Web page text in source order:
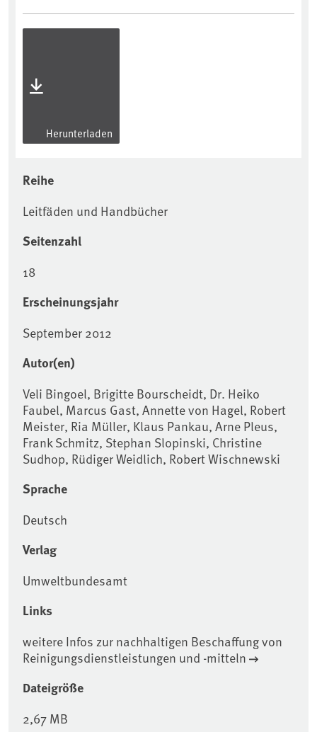
Herunterladen
Reihe
Leitfäden und Handbücher
Seitenzahl
18
Erscheinungsjahr
September 2012
Autor(en)
Veli Bingoel, Brigitte Bourscheidt, Dr. Heiko
Faubel, Marcus Gast, Annette von Hagel, Robert
Meister, Ria Müller, Klaus Pankau, Arne Pleus,
Frank Schmitz, Stephan Slopinski, Christine
Sudhop, Rüdiger Weidlich, Robert Wischnewski
Sprache
Deutsch
Verlag
Umweltbundesamt
Links
weitere Infos zur nachhaltigen Beschaffung von
Reinigungsdienstleistungen und -mitteln
Dateigröße
2,67 MB